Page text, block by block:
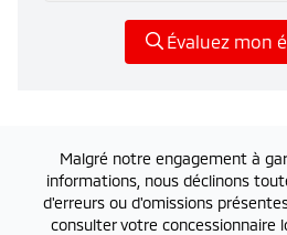
Évaluez mon
Malgré notre engagement à
informations, nous déclinons
d'erreurs ou d'omissions
consulter votre concessionnaire